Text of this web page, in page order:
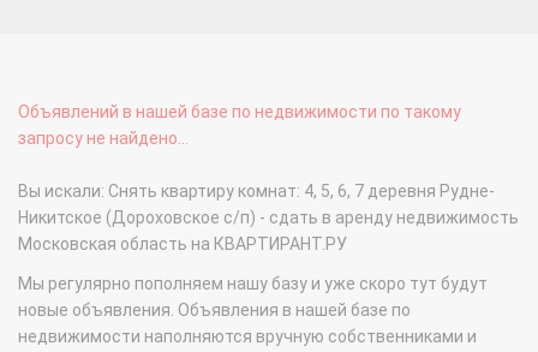
Объявлений в нашей базе по недвижимости по такому
запросу не найдено...
Вы искали: Снять квартиру комнат: 4, 5, 6, 7 деревня Рудне-
Никитское (Дороховское с/п) - сдать в аренду недвижимость
Московская область на КВАРТИРАНТ.РУ
Мы регулярно пополняем нашу базу и уже скоро тут будут
новые объявления. Объявления в нашей базе по
недвижимости наполняются вручную собственниками и